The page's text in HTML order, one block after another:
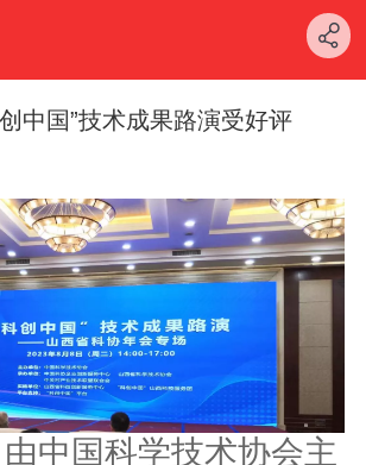
中国”技术成果路演受好评
中国科学技术协会主